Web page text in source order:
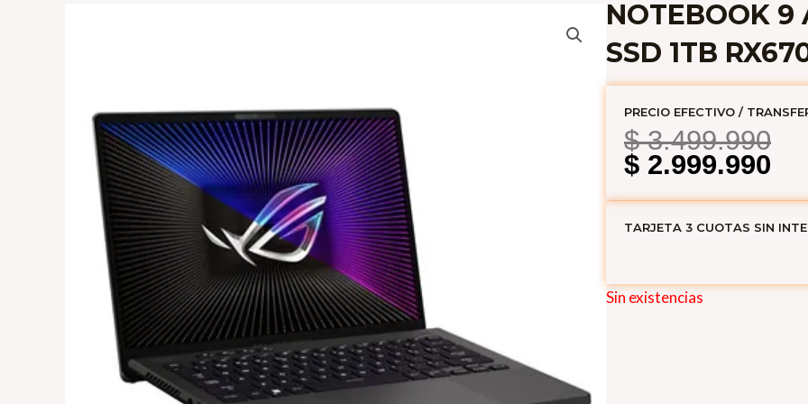
NOTEBOOK 9
SSD 1TB
PRECIO EFECTIVO /
$3.499.990El
$
$ 2.999.990
El
$
TARJETA 3 CUOTAS SIN
Sin existencias